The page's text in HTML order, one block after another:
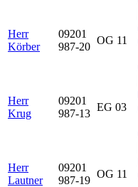
Herr
Körber
09201
987-20
OG 11
Herr
Krug
09201
987-13
EG 03
Herr
Lautner
09201
987-19
OG 11